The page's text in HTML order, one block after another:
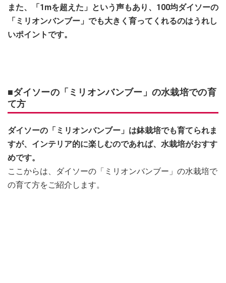
また、「1mを超えた」という声もあり、100均ダイソーの
「ミリオンバンブー」でも大きく育ってくれるのはうれし
いポイントです。
■ダイソーの「ミリオンバンブー」の水栽培での育
て方
ダイソーの「ミリオンバンブー」は鉢栽培でも育てられま
すが、インテリア的に楽しむのであれば、水栽培がおすす
めです。
ここからは、ダイソーの「ミリオンバンブー」の水栽培で
の育て方をご紹介します。